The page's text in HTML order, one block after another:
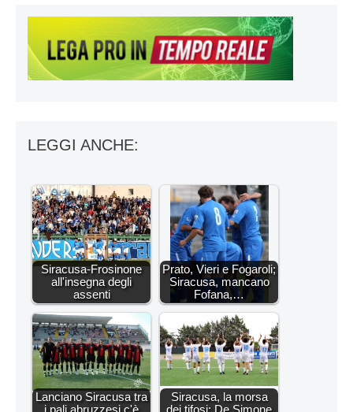
LEGGI ANCHE:
Siracusa-Frosinone
all'insegna degli
assenti
Prato, Vieri e Fogaroli;
Siracusa, mancano
Fofana,…
Lanciano Siracusa tra
i pali abruzzesi c'è
Siracusa, la morsa
dei tifosi: De Simone